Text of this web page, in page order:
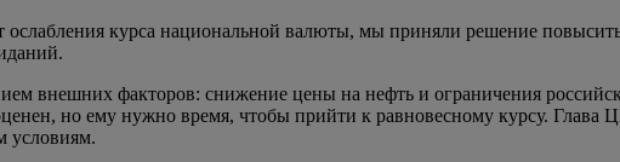
курса национальной валюты, мы приняли решение
внешних факторов: снижение цены на нефть и ограничения
но ему нужно время, чтобы прийти к равновесному курсу. Глава
условиям.